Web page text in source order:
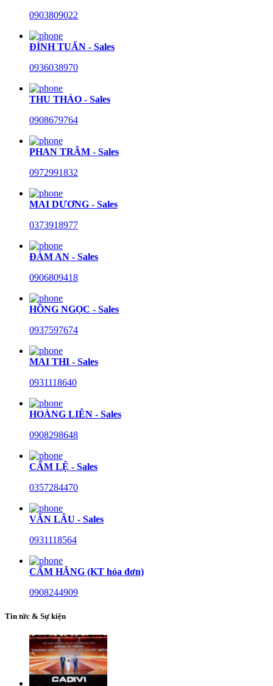
0903809022
ĐÌNH TUẤN - Sales
0936038970
THU THẢO - Sales
0908679764
PHAN TRÂM - Sales
0972991832
MAI DƯƠNG - Sales
0373918977
ĐÀM AN - Sales
0906809418
HỒNG NGỌC - Sales
0937597674
MAI THI - Sales
0931118640
HOÀNG LIÊN - Sales
0908298648
CẨM LỆ - Sales
0357284470
VĂN LÂU - Sales
0931118564
CẨM HẰNG (KT hóa đơn)
0908244909
Tin tức & Sự kiện